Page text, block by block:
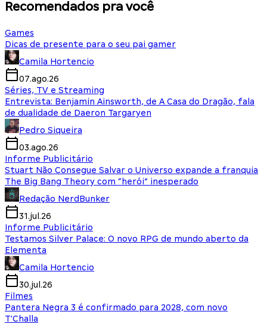
Recomendados pra você
Games
Dicas de presente para o seu pai gamer
Camila Hortencio
07.ago.26
Séries, TV e Streaming
Entrevista: Benjamin Ainsworth, de A Casa do Dragão, fala
de dualidade de Daeron Targaryen
Pedro Siqueira
03.ago.26
Informe Publicitário
Stuart Não Consegue Salvar o Universo expande a franquia
The Big Bang Theory com “herói” inesperado
Redação NerdBunker
31.jul.26
Informe Publicitário
Testamos Silver Palace: O novo RPG de mundo aberto da
Elementa
Camila Hortencio
30.jul.26
Filmes
Pantera Negra 3 é confirmado para 2028, com novo
T'Challa